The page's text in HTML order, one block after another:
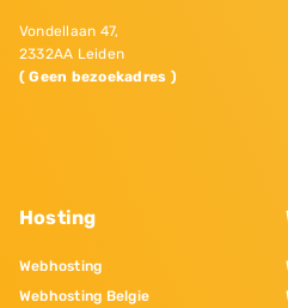
Vondellaan 47,
2332AA Leiden
( Geen bezoekadres )
Hosting
Webhosting
Webhosting Belgie